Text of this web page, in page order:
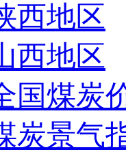
西地区
西地区
国煤炭
炭景气